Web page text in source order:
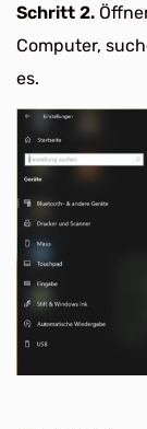
Schritt 2.
Computer,
es.